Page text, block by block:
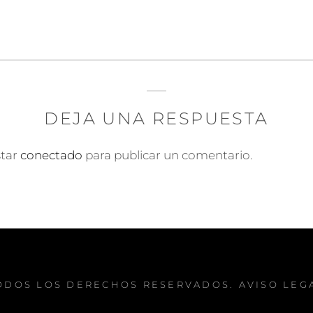
DEJA UNA RESPUESTA
conectado para publicar un comentario.
LOS DERECHOS RESERVADOS. AVISO